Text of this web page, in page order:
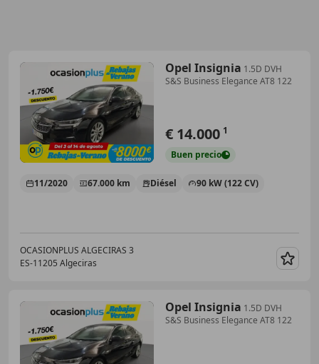
Opel Insignia 1.5D DVH
S&S Business Elegance AT8 122
€ 14.000 1
Buen precio
11/2020 67.000 km Diésel 90 kW (122 CV)
OCASIONPLUS ALGECIRAS 3
ES-11205 Algeciras
Opel Insignia 1.5D DVH
S&S Business Elegance AT8 122